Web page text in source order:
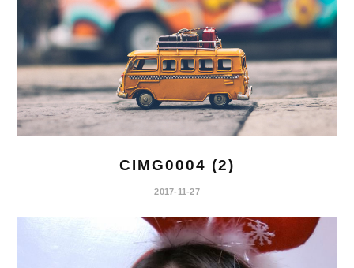
CIMG0004 (2)
2017-11-27